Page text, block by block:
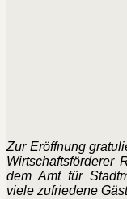
Zur Eröffnung
Wirtschaftsförderer
dem Amt für
viele zufriedene